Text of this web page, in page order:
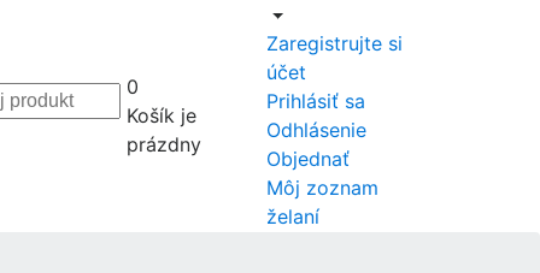
0
Košík je
prázdny
Zaregistrujte si
účet
Prihlásiť sa
Odhlásenie
Objednať
Môj zoznam
želaní